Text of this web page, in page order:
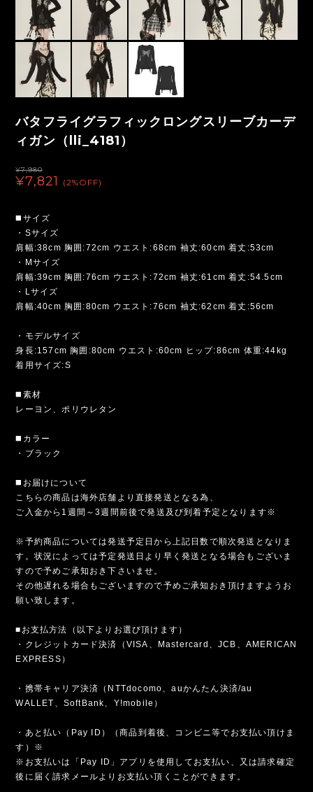
バタフライグラフィックロングスリーブカーデ
ィガン（lli_4181）
¥7,980
¥7,821 (2%OFF)
◼️サイズ
・Sサイズ
肩幅:38cm 胸囲:72cm ウエスト:68cm 袖丈:60cm 着丈:53cm
・Mサイズ
肩幅:39cm 胸囲:76cm ウエスト:72cm 袖丈:61cm 着丈:54.5cm
・Lサイズ
肩幅:40cm 胸囲:80cm ウエスト:76cm 袖丈:62cm 着丈:56cm
・モデルサイズ
身長:157cm 胸囲:80cm ウエスト:60cm ヒップ:86cm 体重:44kg
着用サイズ:S
◼️素材
レーヨン、ポリウレタン
◼️カラー
・ブラック
◼️お届けについて
こちらの商品は海外店舗より直接発送となる為、
ご入金から1週間～3週間前後で発送及び到着予定となります※
※予約商品については発送予定日から上記日数で順次発送となりま
す。状況によっては予定発送日より早く発送となる場合もございま
すので予めご承知おき下さいませ。
その他遅れる場合もございますので予めご承知おき頂けますようお
願い致します。
■お支払方法（以下よりお選び頂けます）
・クレジットカード決済（VISA、Mastercard、JCB、AMERICAN
EXPRESS）
・携帯キャリア決済（NTTdocomo、auかんたん決済/au
WALLET、SoftBank、Y!mobile）
・あと払い（Pay ID）（商品到着後、コンビニ等でお支払い頂けま
す）※
※お支払いは「Pay ID」アプリを使用してお支払い、又は請求確定
後に届く請求メールよりお支払い頂くことができます。